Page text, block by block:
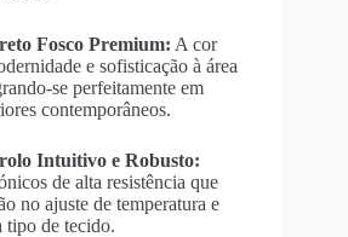
Fosco Premium: A cor
e sofisticação à área
se perfeitamente em
contemporâneos.
Intuitivo e Robusto:
de alta resistência que
no ajuste de temperatura e
tipo de tecido.